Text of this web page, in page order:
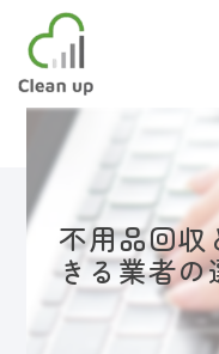
不用品回収
きる業者の